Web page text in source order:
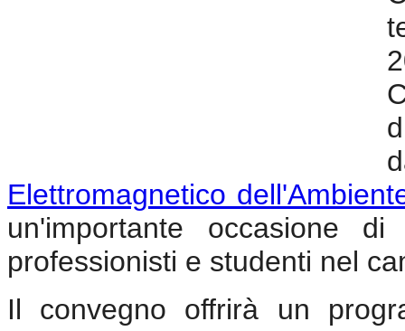
Elettromagnetico
un'importante occasione
professionisti e studenti nel
Il convegno offrirà un